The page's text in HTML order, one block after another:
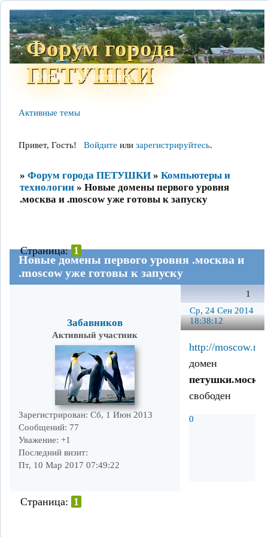
Форум города
ПЕТУШКИ
Форум Участники Сайт
Поиск
Регистрация
Активные темы
Привет, Гость! Войдите или зарегистрируйтесь.
» Форум города ПЕТУШКИ » Компьютеры и
технологии » Новые домены первого уровня
.москва и .moscow уже готовы к запуску
Новые домены первого уровня .москва и
.moscow уже готовы к запуску
Страница: 1
1
Ср, 24 Сен 2014
18:38:12
Забавников
Активный участник
Зарегистрирован: Сб, 1 Июн 2013
Сообщений: 77
Уважение: +1
Последний визит:
Пт, 10 Мар 2017 07:49:22
http://
домен
свободен
0
Страница: 1